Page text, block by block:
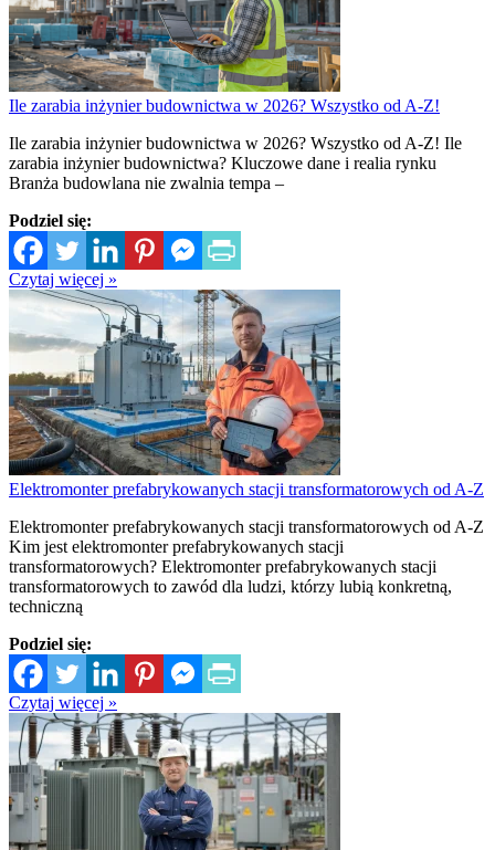
Ile zarabia inżynier budownictwa w 2026? Wszystko od A-Z!
Ile zarabia inżynier budownictwa w 2026? Wszystko od A-Z! Ile
zarabia inżynier budownictwa? Kluczowe dane i realia rynku
Branża budowlana nie zwalnia tempa –
Podziel się:
Czytaj więcej »
Elektromonter prefabrykowanych stacji transformatorowych od A-Z
Elektromonter prefabrykowanych stacji transformatorowych od A-Z
Kim jest elektromonter prefabrykowanych stacji
transformatorowych? Elektromonter prefabrykowanych stacji
transformatorowych to zawód dla ludzi, którzy lubią konkretną,
techniczną
Podziel się:
Czytaj więcej »